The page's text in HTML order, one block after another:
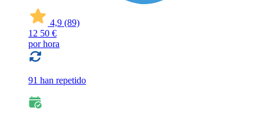
4,9 (89)
12 50 €
por hora
91 han repetido